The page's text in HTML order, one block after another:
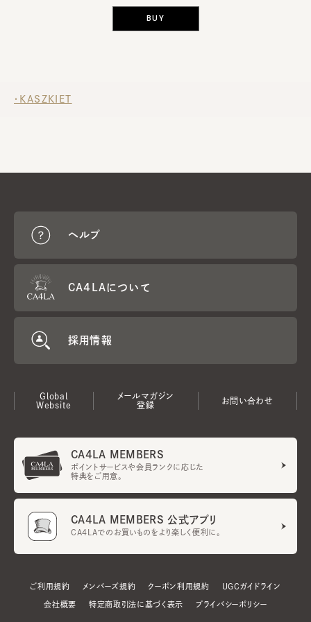
BUY
・KASZKIET
ヘルプ
CA4LAについて
採用情報
Global
Website
メールマガジン
登録
お問い合わせ
CA4LA MEMBERS
ポイントサービスや会員ランクに応じた
特典をご用意。
CA4LA MEMBERS 公式アプリ
CA4LAでのお買いものをより楽しく便利に。
ご利用規約 メンバーズ規約 クーポン利用規約 UGCガイドライン
会社概要 特定商取引法に基づく表示 プライバシーポリシー